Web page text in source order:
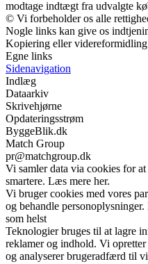
modtage indtægt fra udvalgte
© Vi forbeholder os alle
Nogle links kan give os
Kopiering eller
Egne links
Sidenavigation
Indlæg
Dataarkiv
Skrivehjørne
Opdateringsstrøm
ByggeBlik.dk
Match Group
pr@matchgroup.dk
Vi samler data via cookies for
smartere. Læs mere her.
Vi bruger cookies med vores
og behandle
som helst
Teknologier bruges til at lagre
reklamer og indhold. Vi
og analyserer brugeradfærd til